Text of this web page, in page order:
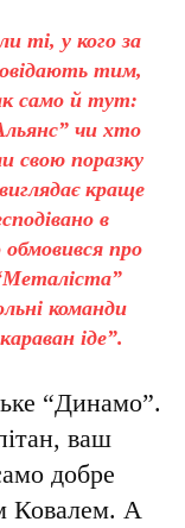
ті, у кого за
тим,
само й тут:
чи хто
свою поразку
краще
в
про
команди
іде”.
“Динамо”.
ваш
добре
Ковалем. А